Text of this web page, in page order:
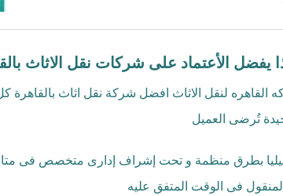
يفضل الأعتماد على شركات نقل الاثاث
لنقل الاثاث افضل شركة نقل اثاث
تُرضى العميل
بطرق منظمة و تحت إشراف إدارى متخصص فى
فى الوقت المتفق عليه